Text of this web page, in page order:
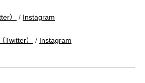
） / Instagram
Twitter） / Instagram